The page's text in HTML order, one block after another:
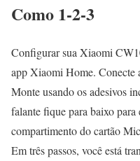
Como 1-2-3
Configurar sua Xiaomi
app Xiaomi Home. Conecte
Monte usando os adesivos
falante fique para baixo
compartimento do cartão
Em três passos, você está